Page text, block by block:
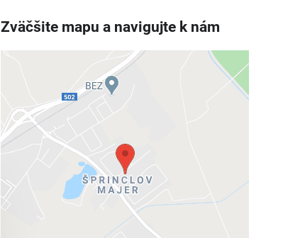
Zväčšite mapu a navigujte k nám
Externý obsah je blokovaný
Prajete si načítať externý obsah?
Povoliť tentokrát
Povoliť a zapamätať - súhlas s druhom
cookie: Funkčné